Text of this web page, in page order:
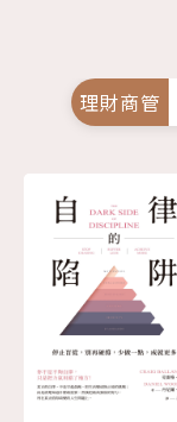
理財商管